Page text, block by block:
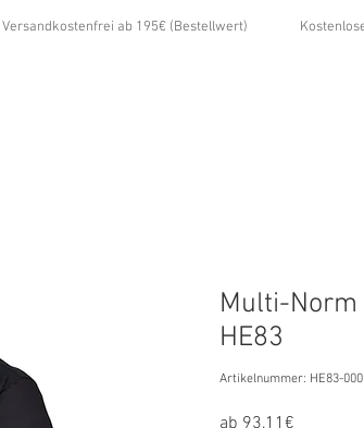
Versandkostenfrei ab 195€ (Bestellwert)
Multi-Norm
HE83
Artikelnummer: HE83-
ab 93,11€